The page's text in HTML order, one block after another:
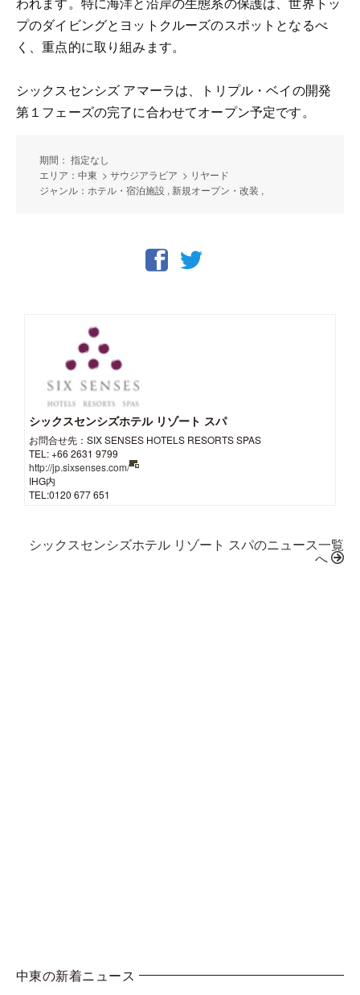
プのダイビングとヨットクルーズのスポットとなるべ
く、重点的に取り組みます。
シックスセンシズ アマーラは、トリプル・ベイの開発
第１フェーズの完了に合わせてオープン予定です。
期間： 指定なし
エリア：中東 > サウジアラビア > リヤード
ジャンル：ホテル・宿泊施設 , 新規オープン・改装 ,
シックスセンシズホテル リゾート スパ
お問合せ先：SIX SENSES HOTELS RESORTS SPAS
TEL: +66 2631 9799
http://jp.sixsenses.com/
IHG内
TEL:0120 677 651
シックスセンシズホテル リゾート スパのニュース一覧
へ
中東の新着ニュース